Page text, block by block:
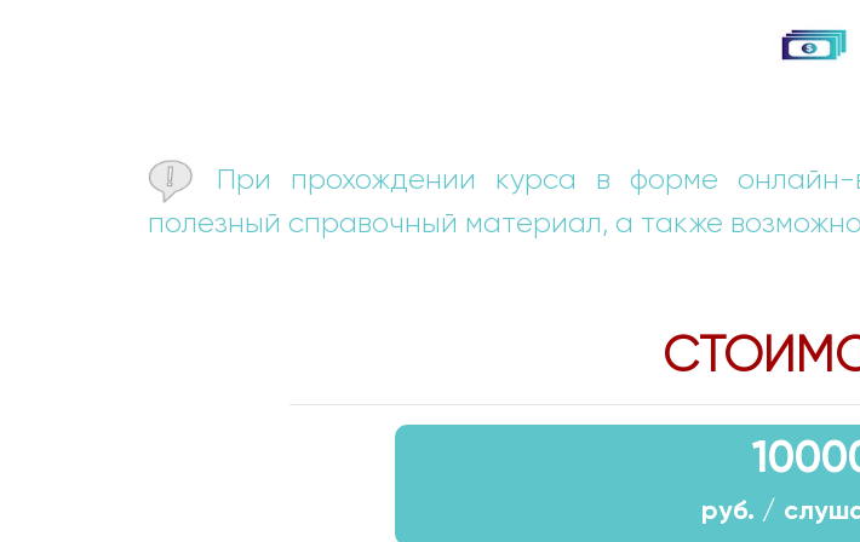
При прохождении курса в форме
полезный справочный материал, а также
руб. /